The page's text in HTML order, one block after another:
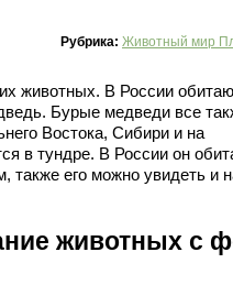
Рубрика: Животный мир
животных. В России
Бурые медведи все
Востока, Сибири и на
в тундре. В России он
также его можно увидеть и
животных с